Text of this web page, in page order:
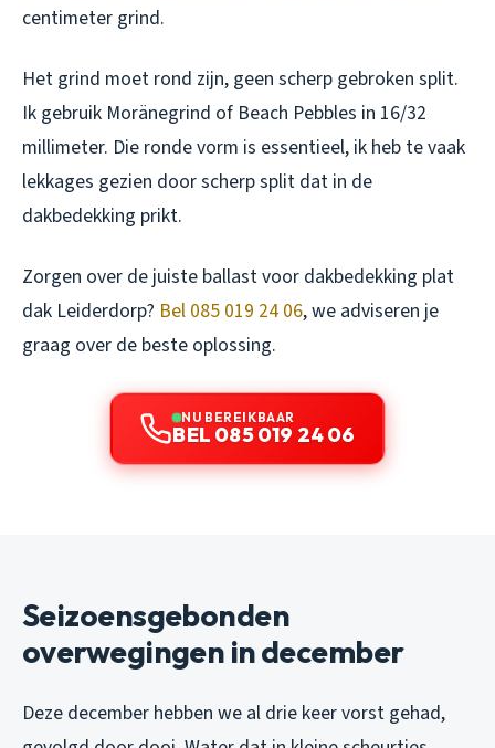
centimeter grind.
Het grind moet rond zijn, geen scherp gebroken split.
Ik gebruik Moränegrind of Beach Pebbles in 16/32
millimeter. Die ronde vorm is essentieel, ik heb te vaak
lekkages gezien door scherp split dat in de
dakbedekking prikt.
Zorgen over de juiste ballast voor dakbedekking plat
dak Leiderdorp? Bel 085 019 24 06, we adviseren je
graag over de beste oplossing.
NU BEREIKBAAR
BEL 085 019 24 06
Seizoensgebonden
overwegingen in december
Deze december hebben we al drie keer vorst gehad,